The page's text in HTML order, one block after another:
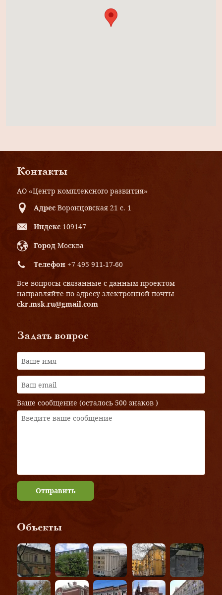
Контакты
АО «Центр комплексного развития»
Адрес Воронцовская 21 с. 1
Индекс 109147
Город Москва
Телефон +7 495 911-17-60
Все вопросы связанные с данным проектом
направляйте по адресу электронной почты
ckr.msk.ru@gmail.com
Задать вопрос
Ваше сообщение (осталось 500 знаков )
Отправить
Объекты